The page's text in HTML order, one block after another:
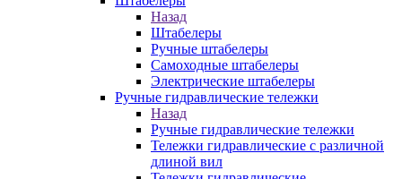
Назад
Штабелеры
Ручные штабелеры
Самоходные штабелеры
Электрические штабелеры
Ручные гидравлические тележки
Назад
Ручные гидравлические тележки
Тележки гидравлические с различной
длиной вил